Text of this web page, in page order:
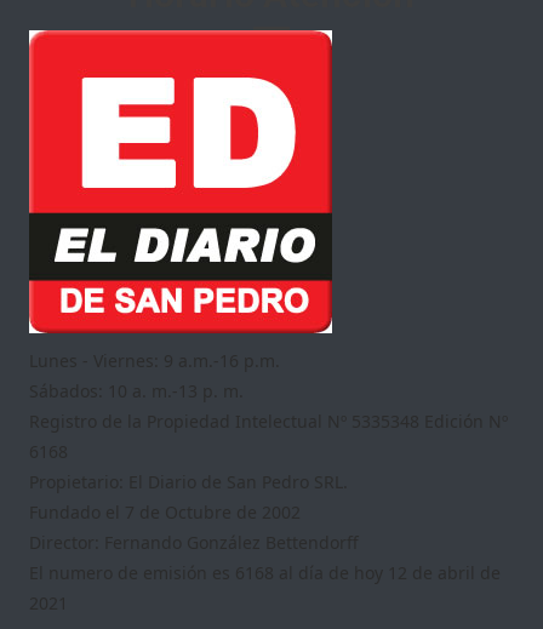
Lunes - Viernes: 9 a.m.-16 p.m.
Sábados: 10 a. m.-13 p. m.
Registro de la Propiedad Intelectual Nº 5335348 Edición Nº
6168
Propietario: El Diario de San Pedro SRL.
Fundado el 7 de Octubre de 2002
Director: Fernando González Bettendorff
El numero de emisión es 6168 al día de hoy 12 de abril de
2021